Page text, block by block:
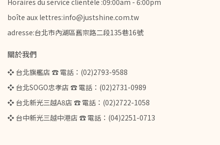
Horaires du service clientèle :09:00am - 6:00pm
boîte aux lettres:info@justshine.com.tw
adresse:台北市內湖區舊宗路二段135巷16號
關於我們
❖ 台北旗艦店 ☎ 電話：(02)2793-9588
❖ 台北SOGO忠孝店 ☎ 電話：(02)2731-0989
❖ 台北新光三越A8店 ☎ 電話：(02)2722-1058
❖ 台中新光三越中港店 ☎ 電話：(04)2251-0713